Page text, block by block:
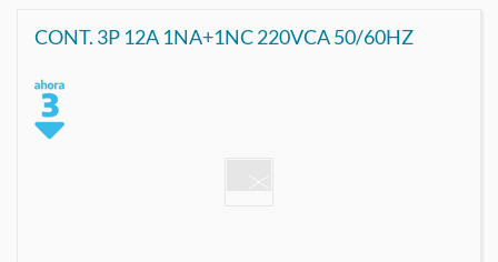
CONT. 3P 12A 1NA+1NC 220VCA 50/60HZ